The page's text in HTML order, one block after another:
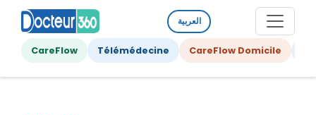
العربية
CareFlow Télémédecine CareFlow Domicile